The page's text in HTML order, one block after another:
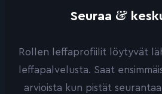
Seuraa &
Rollen leffaprofiilit löytyvät
leffapalvelusta. Saat
arvioista kun pistät